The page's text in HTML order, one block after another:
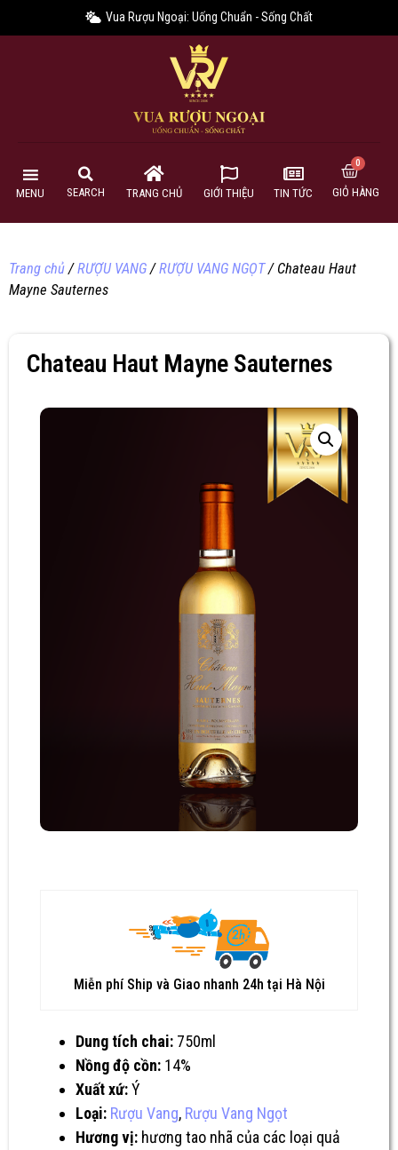
Vua Rượu Ngoại: Uống Chuẩn - Sống Chất
MENU SEARCH TRANG CHỦ GIỚI THIỆU TIN TỨC GIỎ HÀNG
Trang chủ/RƯỢU VANG/RƯỢU VANG NGỌT/ Chateau Haut
Mayne Sauternes
Chateau Haut Mayne Sauternes
Miễn phí Ship và Giao nhanh 24h tại Hà Nội
Dung tích chai: 750ml
Nồng độ cồn: 14%
Xuất xứ:Ý
Loại: Rượu Vang, Rượu Vang Ngọt
Hương vị: hương tao nhã của các loại quả